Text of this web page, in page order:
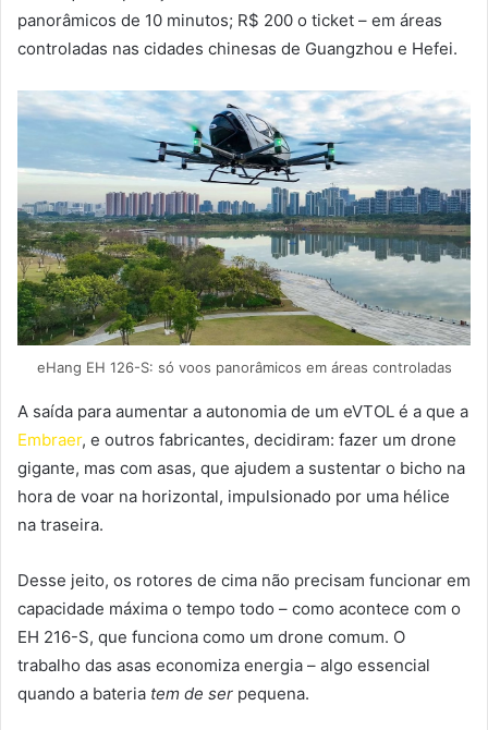
panorâmicos de 10 minutos; R$ 200 o ticket – em áreas
controladas nas cidades chinesas de Guangzhou e Hefei.
eHang EH 126-S: só voos panorâmicos em áreas controladas
A saída para aumentar a autonomia de um eVTOL é a que a
Embraer, e outros fabricantes, decidiram: fazer um drone
gigante, mas com asas, que ajudem a sustentar o bicho na
hora de voar na horizontal, impulsionado por uma hélice
na traseira.
Desse jeito, os rotores de cima não precisam funcionar em
capacidade máxima o tempo todo – como acontece com o
EH 216-S, que funciona como um drone comum. O
trabalho das asas economiza energia – algo essencial
quando a bateria tem de ser pequena.